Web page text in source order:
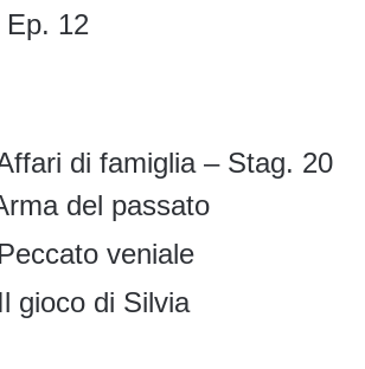
12
di famiglia – Stag. 20
del passato
veniale
di Silvia